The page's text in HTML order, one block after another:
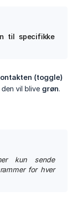
til specifikke
(toggle)
vil blive grøn.
kun sende
for hver